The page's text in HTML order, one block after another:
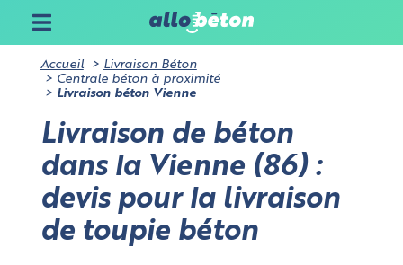
Accueil
Livraison Béton
Centrale béton à proximité
Livraison béton Vienne
Livraison de béton
dans la Vienne (86) :
devis pour la livraison
de toupie béton